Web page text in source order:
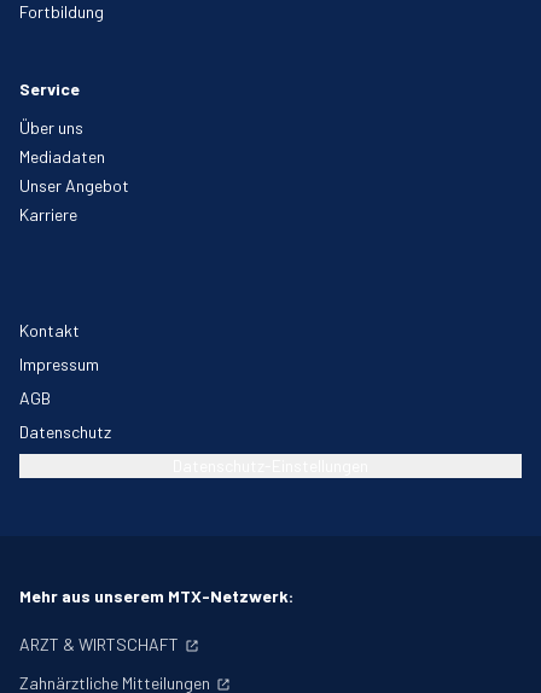
Fortbildung
Service
Über uns
Mediadaten
Unser Angebot
Karriere
Kontakt
Impressum
AGB
Datenschutz
Mehr aus unserem MTX-Netzwerk:
ARZT & WIRTSCHAFT
Zahnärztliche Mitteilungen